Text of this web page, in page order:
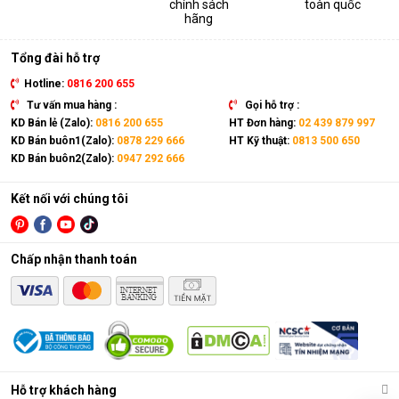
thiết bị. Sản phẩm có kích thước gọn nhẹ, kết hợp cùng bánh
xe và tay cầm nên có thể dễ dàng di chuyển tới mọi vị trí trong
Điều hòa di động là gì?
Các chức năng chính của máy bao gồm: Làm lạnh, quạt gió,
chính sách
hãng
toàn quốc
Tổng đài hỗ trợ
Hotline: 0816 200 655
Tư vấn mua hàng :
KD Bán lẻ (Zalo): 0816 200 655
KD Bán buôn1(Zalo): 0878 229 666
KD Bán buôn2(Zalo): 0947 292 666
Gọi hỗ trợ :
HT Đơn hàng: 02 439 879 997
HT Kỹ thuật: 0813 500 650
Hỗ trợ khách hàng
Kết nối với chúng tôi
Chấp nhận thanh toán